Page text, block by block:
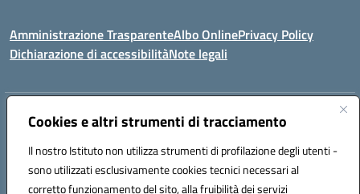
Cookies e altri strumenti di tracciamento
Il nostro Istituto non utilizza strumenti di profilazione degli utenti -
sono utilizzati esclusivamente cookies tecnici necessari al
corretto funzionamento del sito, alla fruibilità dei servizi
Amministrazione TrasparenteAlbo OnlinePrivacy Policy
Dichiarazione di accessibilitàNote legali
Indirizzo:Via Coniugi Crigna – Cap. 89861 – Tropea (VV)
Posta elettronica certificata (PEC):vvic82200d@pec.istruzione.it
Codice fiscale: 96012410799